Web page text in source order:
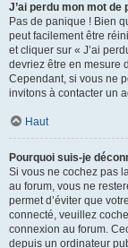
J’ai perdu mon mot de
Pas de panique ! Bien
peut facilement être
et cliquer sur « J’ai
devriez être en mesure
Cependant, si vous ne
invitons à contacter un
Haut
Pourquoi suis-je
Si vous ne cochez pas
au forum, vous ne
permet d’éviter que
connecté, veuillez
connexion au forum.
depuis un ordinateur